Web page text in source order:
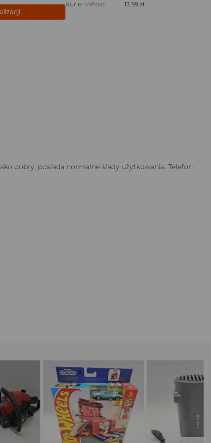
Kurier InPost:
13.99 zł
dobry, posiada normalne ślady użytkowania. Telefon